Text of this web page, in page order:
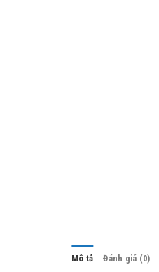
Mô tả Đánh giá (0)